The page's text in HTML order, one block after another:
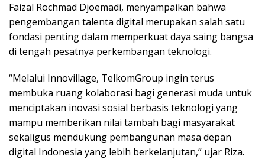
Faizal Rochmad Djoemadi, menyampaikan bahwa
pengembangan talenta digital merupakan salah satu
fondasi penting dalam memperkuat daya saing bangsa
di tengah pesatnya perkembangan teknologi.
“Melalui Innovillage, TelkomGroup ingin terus
membuka ruang kolaborasi bagi generasi muda untuk
menciptakan inovasi sosial berbasis teknologi yang
mampu memberikan nilai tambah bagi masyarakat
sekaligus mendukung pembangunan masa depan
digital Indonesia yang lebih berkelanjutan,” ujar Riza.